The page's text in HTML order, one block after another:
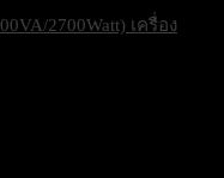
2700Watt) เครื่อง